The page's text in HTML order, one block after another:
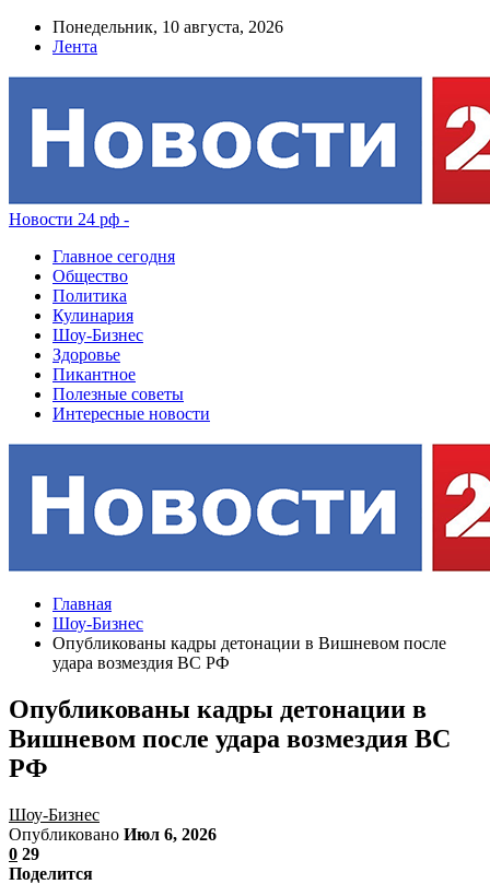
Понедельник, 10 августа, 2026
Лента
Новости 24 рф -
Главное сегодня
Общество
Политика
Кулинария
Шоу-Бизнес
Здоровье
Пикантное
Полезные советы
Интересные новости
Главная
Шоу-Бизнес
Опубликованы кадры детонации в Вишневом после
удара возмездия ВС РФ
Опубликованы кадры детонации в
Вишневом после удара возмездия ВС
РФ
Шоу-Бизнес
Опубликовано Июл 6, 2026
0 29
Поделится